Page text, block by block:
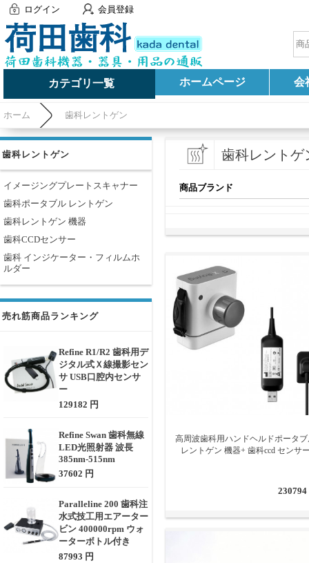
ログイン 会員登録
カテゴリ一覧 ホームページ 会
ホーム 歯科レントゲン
歯科レントゲン
イメージングプレートスキャナー
歯科ポータブル レントゲン
歯科レントゲン 機器
歯科CCDセンサー
歯科 インジケーター・フィルムホ
ルダー
売れ筋商品ランキング
Refine R1/R2 歯科用デ
ジタル式Ｘ線撮影セン
サ USB口腔内センサ
ー
129182 円
Refine Swan 歯科無線
LED光照射器 波長
385nm-515nm
37602 円
Paralleline 200 歯科注
水式技工用エアーター
ビン 400000rpm ウォ
ーターボトル付き
87993 円
歯科レントゲ
商品ブランド
高周波歯科用ハンドヘルドポータブ
レントゲン 機器+ 歯科ccd センサ
230794